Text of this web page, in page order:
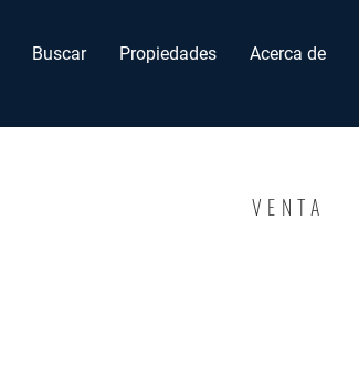
Buscar Propiedades Acerca de
VENTA